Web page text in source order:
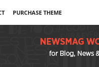
PURCHASE THEME